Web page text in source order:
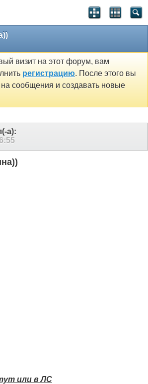
визит на этот форум, вам
регистрацию. После этого вы
на сообщения и создавать новые
а):
или в ЛС